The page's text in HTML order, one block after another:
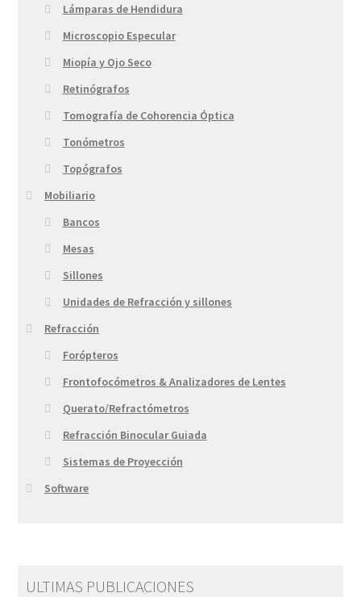
Lámparas de Hendidura
Microscopio Especular
Miopía y Ojo Seco
Retinógrafos
Tomografía de Cohorencia Óptica
Tonómetros
Topógrafos
Mobiliario
Bancos
Mesas
Sillones
Unidades de Refracción y sillones
Refracción
Forópteros
Frontofocómetros & Analizadores de Lentes
Querato/Refractómetros
Refracción Binocular Guiada
Sistemas de Proyección
Software
ULTIMAS PUBLICACIONES